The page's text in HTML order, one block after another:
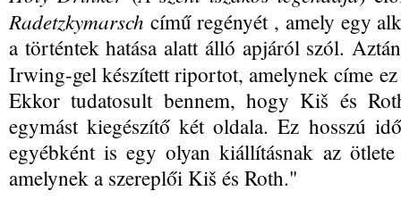
Radetzkymarsch című regényét , amely egy
a történtek hatása alatt álló apjáról szól.
Irwing-gel készített riportot, amelynek címe
Ekkor tudatosult bennem, hogy Kiš és
egymást kiegészítő két oldala. Ez hosszú
egyébként is egy olyan kiállításnak az
amelynek a szereplői Kiš és Roth."